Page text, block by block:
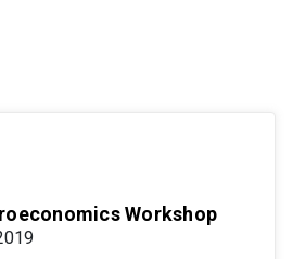
Workshop